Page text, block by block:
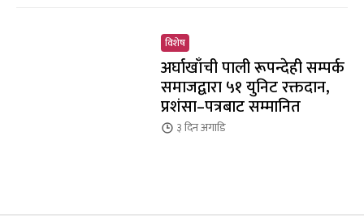
विशेष
अर्घाखाँची पाली रूपन्देही सम्पर्क
समाजद्वारा ५१ युनिट रक्तदान,
प्रशंसा–पत्रबाट सम्मानित
३ दिनअगाडि